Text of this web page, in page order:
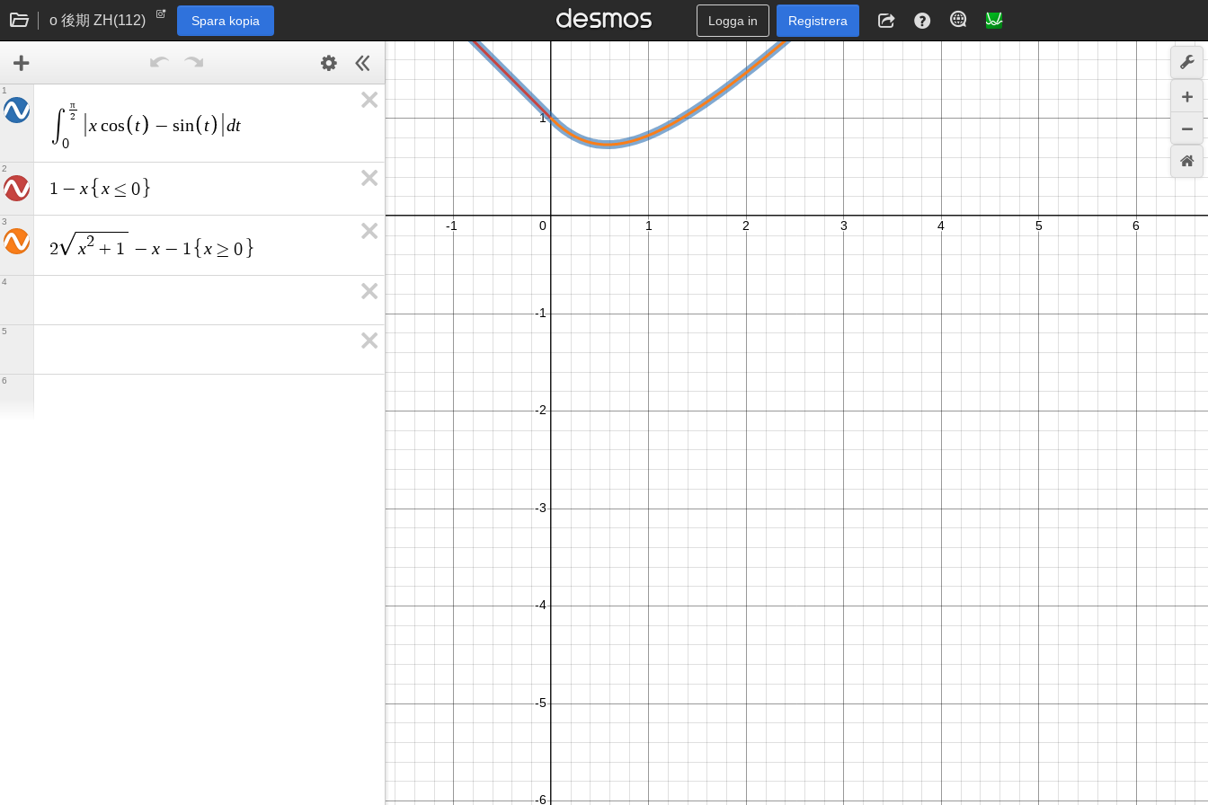
o 後期 ZH(112) Spara kopia Logga in Registrera
∫
π
2
0
x cos t − sin t dt
1
1 − x x ≤ 0
2
2 x2 + 1 − x − 1 x ≥ 0
3
4
5
6